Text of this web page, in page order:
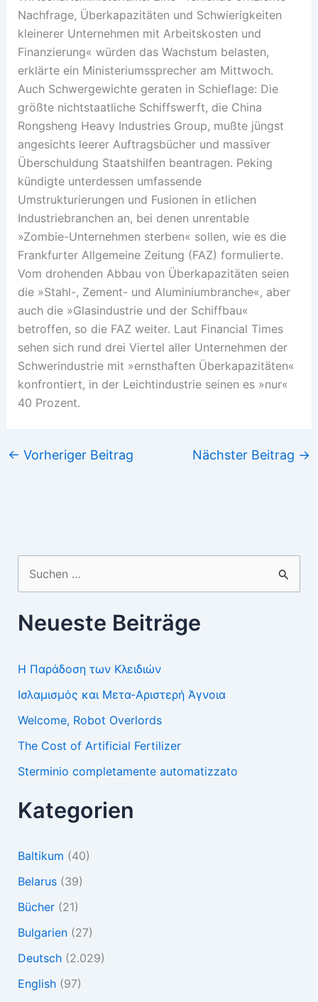
Nachfrage, Überkapazitäten und Schwierigkeiten
kleinerer Unternehmen mit Arbeitskosten und
Finanzierung« würden das Wachstum belasten,
erklärte ein Ministeriumssprecher am Mittwoch.
Auch Schwergewichte geraten in Schieflage: Die
größte nichtstaatliche Schiffswerft, die China
Rongsheng Heavy Industries Group, mußte jüngst
angesichts leerer Auftragsbücher und massiver
Überschuldung Staatshilfen beantragen. Peking
kündigte unterdessen umfassende
Umstrukturierungen und Fusionen in etlichen
Industriebranchen an, bei denen unrentable
»Zombie-Unternehmen sterben« sollen, wie es die
Frankfurter Allgemeine Zeitung (FAZ) formulierte.
Vom drohenden Abbau von Überkapazitäten seien
die »Stahl-, Zement- und Aluminiumbranche«, aber
auch die »Glasindustrie und der Schiffbau«
betroffen, so die FAZ weiter. Laut Financial Times
sehen sich rund drei Viertel aller Unternehmen der
Schwerindustrie mit »ernsthaften Überkapazitäten«
konfrontiert, in der Leichtindustrie seinen es »nur«
40 Prozent.
← Vorheriger Beitrag Nächster Beitrag →
Suchen
nach:
Neueste Beiträge
Η Παράδοση των Κλειδιών
Ισλαμισμός και Μετα-Αριστερή Άγνοια
Welcome, Robot Overlords
The Cost of Artificial Fertilizer
Sterminio completamente automatizzato
Kategorien
Baltikum (40)
Belarus(39)
Bücher(21)
Bulgarien(27)
Deutsch(2.029)
English(97)